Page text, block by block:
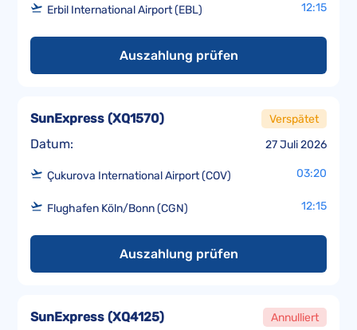
Erbil International Airport (EBL) 12:15
Auszahlung prüfen
Datum: 27 Juli 2026
SunExpress (XQ1570) Verspätet
Çukurova International Airport (COV) 03:20
Flughafen Köln/Bonn (CGN) 12:15
Auszahlung prüfen
SunExpress (XQ4125) Annulliert